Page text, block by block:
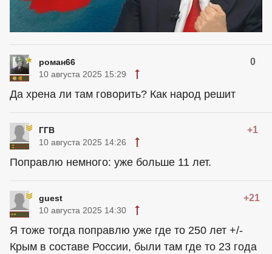
роман66 0
10 августа 2025 15:29
Да хрена ли там говорить? Как народ решит
ГГВ +1
10 августа 2025 14:26
Поправлю немного: уже больше 11 лет.
guest +21
10 августа 2025 14:30
Я тоже тогда поправлю уже где то 250 лет +/-
Крым в составе России, были там где то 23 года